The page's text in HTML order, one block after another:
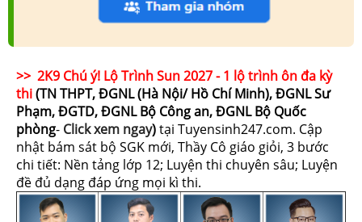
>> 2K9 Chú ý! Lộ Trình Sun 2027 - 1 lộ trình ôn đa kỳ
thi(TN THPT, ĐGNL (Hà Nội/ Hồ Chí Minh), ĐGNL Sư
Phạm, ĐGTD, ĐGNL Bộ Công an, ĐGNL Bộ Quốc
phòng- Click xem ngay)tại Tuyensinh247.com. Cập
nhật bám sát bộ SGK mới, Thầy Cô giáo giỏi, 3 bước
chi tiết: Nền tảng lớp 12; Luyện thi chuyên sâu; Luyện
đề đủ dạng đáp ứng mọi kì thi.